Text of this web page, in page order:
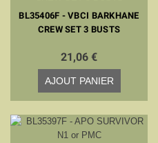
BL35406F - VBCI BARKHANE
CREW SET 3 BUSTS
21,06 €
AJOUT PANIER